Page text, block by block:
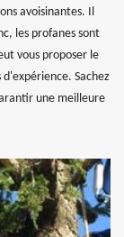
avoisinantes. Il
les profanes sont
vous proposer le
Sachez
une meilleure